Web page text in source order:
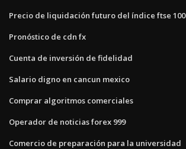
Precio de liquidación futuro del índice ftse 100
Pronóstico de cdn fx
Cuenta de inversión de fidelidad
Salario digno en cancun mexico
Comprar algoritmos comerciales
Operador de noticias forex 999
Comercio de preparación para la universidad